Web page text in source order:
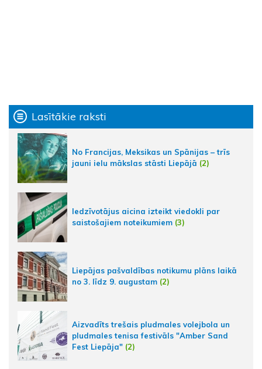
Lasītākie raksti
No Francijas, Meksikas un Spānijas – trīs
jauni ielu mākslas stāsti Liepājā (2)
Iedzīvotājus aicina izteikt viedokli par
saistošajiem noteikumiem (3)
Liepājas pašvaldības notikumu plāns laikā
no 3. līdz 9. augustam (2)
Aizvadīts trešais pludmales volejbola un
pludmales tenisa festivāls "Amber Sand
Fest Liepāja" (2)